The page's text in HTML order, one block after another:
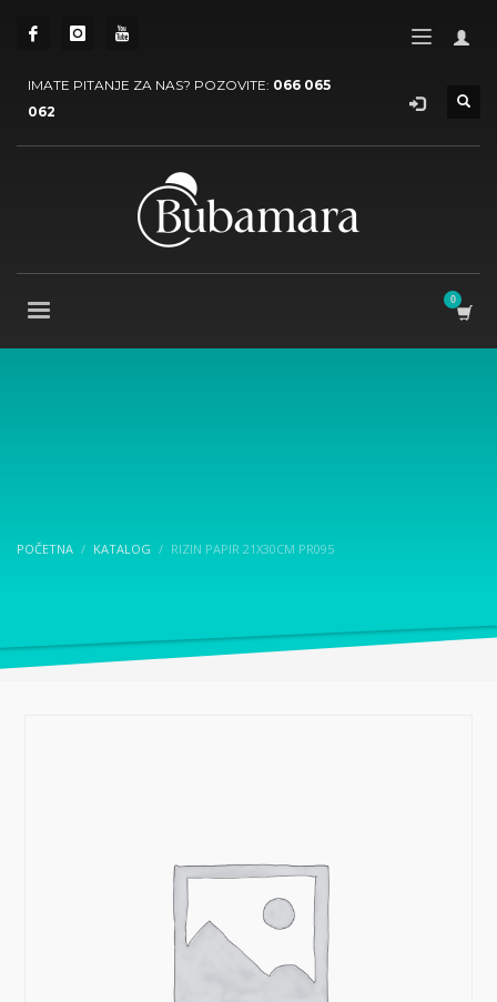
IMATE PITANJE ZA NAS? POZOVITE: 066 065
062
POČETNA KATALOG RIZIN PAPIR 21X30CM PR095